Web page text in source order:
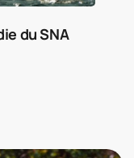
du SNA